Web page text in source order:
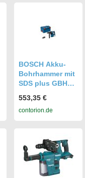
BOSCH Akku-
Bohrhammer mit
SDS plus GBH
BOXX 238, L-
BOXX-Einlage
553,35 €
contorion.de